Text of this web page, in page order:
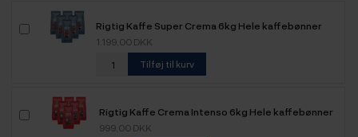
Rigtig Kaffe Super Crema 6kg Hele kaffebønner
1.199,00 DKK
Tilføj til kurv
Rigtig Kaffe Crema Intenso 6kg Hele kaffebønner
999,00 DKK